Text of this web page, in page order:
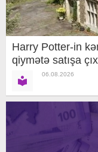
Harry Potter-in
qiymətə satışa
06.08.2026